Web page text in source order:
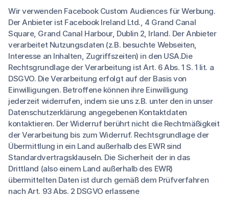
Wir verwenden Facebook Custom Audiences für Werbung.
Der Anbieter ist Facebook Ireland Ltd., 4 Grand Canal
Square, Grand Canal Harbour, Dublin 2, Irland. Der Anbieter
verarbeitet Nutzungsdaten (z.B. besuchte Webseiten,
Interesse an Inhalten, Zugriffszeiten) in den USA.Die
Rechtsgrundlage der Verarbeitung ist Art. 6 Abs. 1 S. 1 lit. a
DSGVO. Die Verarbeitung erfolgt auf der Basis von
Einwilligungen. Betroffene können ihre Einwilligung
jederzeit widerrufen, indem sie uns z.B. unter den in unser
Datenschutzerklärung angegebenen Kontaktdaten
kontaktieren. Der Widerruf berührt nicht die Rechtmäßigkeit
der Verarbeitung bis zum Widerruf. Rechtsgrundlage der
Übermittlung in ein Land außerhalb des EWR sind
Standardvertragsklauseln. Die Sicherheit der in das
Drittland (also einem Land außerhalb des EWR)
übermittelten Daten ist durch gemäß dem Prüfverfahren
nach Art. 93 Abs. 2 DSGVO erlassene